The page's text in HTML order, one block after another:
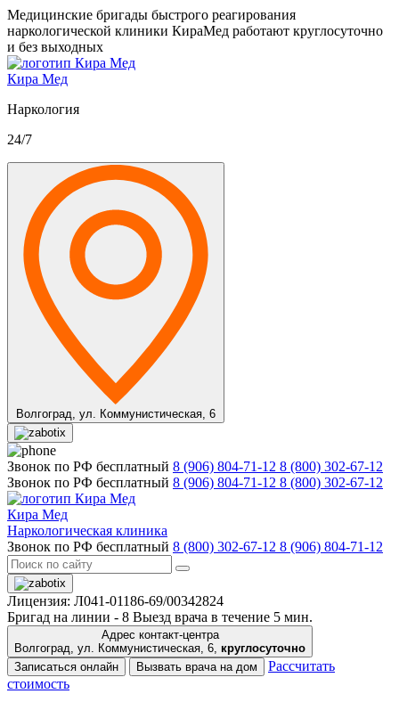
Медицинские бригады быстрого реагирования
наркологической клиники КираМед работают круглосуточно
и без выходных
Кира Мед
Наркология
24/7
Волгоград, ул. Коммунистическая, 6
Звонок по РФ бесплатный 8 (906) 804-71-12 8 (800) 302-67-12
Звонок по РФ бесплатный 8 (906) 804-71-12 8 (800) 302-67-12
Кира Мед
Наркологическая клиника
Звонок по РФ бесплатный 8 (800) 302-67-12 8 (906) 804-71-12
Лицензия: Л041-01186-69/00342824
Бригад на линии - 8 Выезд врача в течение 5 мин.
Адрес контакт-центра
Волгоград, ул. Коммунистическая, 6, круглосуточно
Записаться онлайн
Вызвать врача на дом
Рассчитать
стоимость